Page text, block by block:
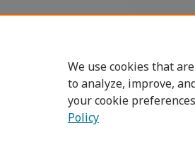
We use cookies that
to analyze, improve,
your cookie
Policy